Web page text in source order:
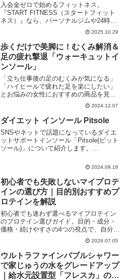
入会金ゼロで始めるフィットネス。
『START FITNESS（スタートフィット
ネス）』なら、パーソナルジムや24時間
ジム、ヨガ・ピラティスまで幅広い施設
をエリア・料金で比較。初心者も安心、
お祝い金特典ありの日本唯一のジム検索
サービス。
2025.10.29
歩くだけで美脚に！むくみ解消＆
足の疲れ撃退「ウォーキュットイ
ンソール」
「立ち仕事後の足のむくみが気になる」
「ハイヒールで疲れた足を楽にしたい」
とお悩みの女性におすすめの商品を見つ
けたので情報シェアしたいと思います。
世界特許技術を持つ機能性インソール
「ウォーキュットインソール」が、履く
だけで＜足裏ほぐし×血行促...
2024.12.07
ダイエット インソール Pitsole
SNSやネットで話題になっているダイエ
ットサポートインソール「Pitsole(ピット
ソール)」について紹介します。
果について詳しく解説していきます。
2024.09.18
初心者でも失敗しないマイプロテ
インの選び方｜目的別おすすめプ
ロテインを解説
初心者でも迷わず選べるマイプロテイン
のプロテイン選びガイド。目的・成分・
価格・続けやすさの4つの視点で、自分に
合ったプロテインの考え方と代表的な製
品の特徴をわかりやすく解説します。
2026.07.05
ウルトラファインバブルシャワー
で家じゅうの水をグレードアップ
｜給水元設置型「フレスカ」の特